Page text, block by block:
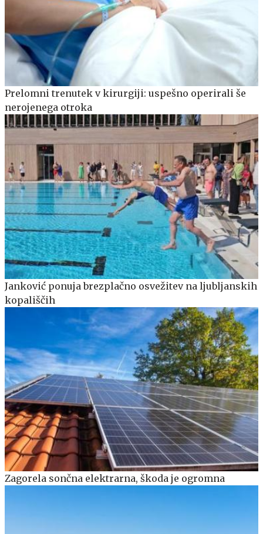
Prelomni trenutek v kirurgiji: uspešno operirali še
nerojenega otroka
Janković ponuja brezplačno osvežitev na ljubljanskih
kopališčih
Zagorela sončna elektrarna, škoda je ogromna